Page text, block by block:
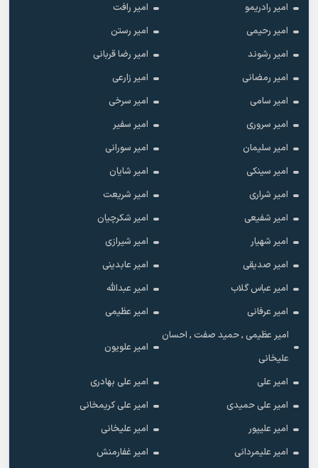
امیر رادریمو
امیر رافت
امیر رحیمی
امیر رستن
امیر رشوند
امیر رضا قربانی
امیر رمضانی
امیر زارعی
امیر سامی
امیر سرخی
امیر سروری
امیر سفیر
امیر سلیمان
امیر سورانی
امیر سینکی
امیر شایان
امیر شراری
امیر شریعت
امیر شفیعی
امیر شکرچیان
امیر شهیار
امیر شیرازی
امیر صدیقی
امیر عابدینی
امیر عباس گلاب
امیر عبدالله
امیر عرفانی
امیر عظیمی
امیر عظیمی , حمید صفت , احسان
علیخانی
امیر علویون
امیر علی
امیر علی بهادری
امیر علی حمیدی
امیر علی کریمخانی
امیر علیپور
امیر علیخانی
امیر علیمردانی
امیر غفارمنش